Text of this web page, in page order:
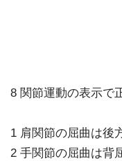
8 関節運動の表示で
1 肩関節の屈曲は後
2 手関節の屈曲は背